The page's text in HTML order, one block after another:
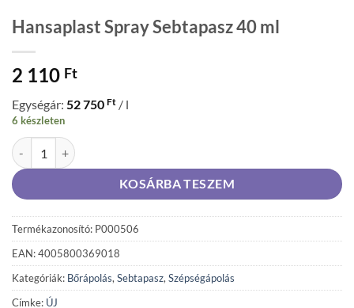
Hansaplast Spray Sebtapasz 40 ml
2 110 Ft
Egységár: 52 750 Ft / l
6 készleten
Hansaplast Spray Sebtapasz 40 ml mennyiség
KOSÁRBA TESZEM
Termékazonosító: P000506
EAN: 4005800369018
Kategóriák: Bőrápolás, Sebtapasz, Szépségápolás
Címke: ÚJ